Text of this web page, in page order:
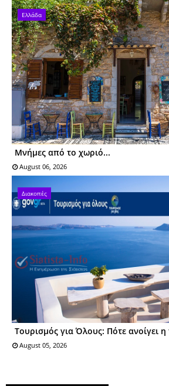
Ελλάδα
Μνήμες από το χωριό...
August 06, 2026
Διακοπές
Τουρισμός για Όλους: Πότε ανοίγει
August 05, 2026